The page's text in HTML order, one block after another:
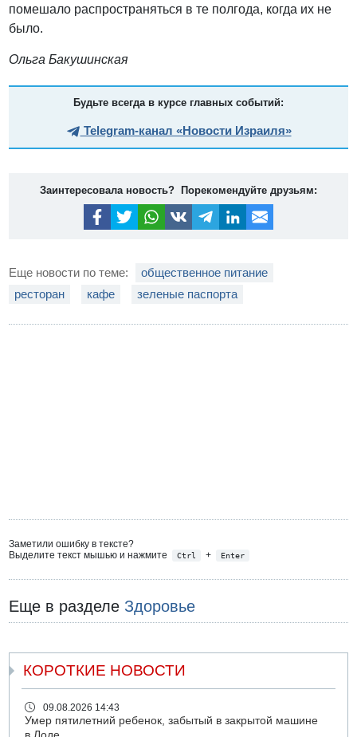
помешало распространяться в те полгода, когда их не
было.
Ольга Бакушинская
Будьте всегда в курсе главных событий:
Telegram-канал «Новости Израиля»
Заинтересовала новость? Порекомендуйте друзьям:
Еще новости по теме:
общественное питание
ресторан
кафе зеленые паспорта
Заметили ошибку в тексте?
Выделите текст мышью и нажмите
Ctrl + Enter
Еще в разделе Здоровье
КОРОТКИЕ НОВОСТИ
09.08.2026 14:43
Умер пятилетний ребенок, забытый в закрытой машине